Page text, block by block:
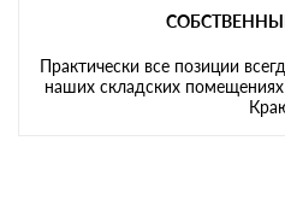
Практически все позиции
наших складских